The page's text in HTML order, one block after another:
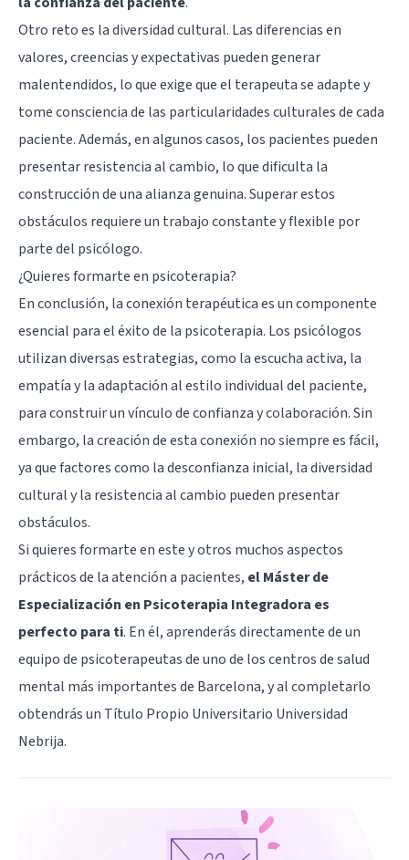
Otro reto es la diversidad cultural. Las diferencias en
valores, creencias y expectativas pueden generar
malentendidos, lo que exige que el terapeuta se adapte y
tome consciencia de las particularidades culturales de cada
paciente. Además, en algunos casos, los pacientes pueden
presentar resistencia al cambio, lo que dificulta la
construcción de una alianza genuina. Superar estos
obstáculos requiere un trabajo constante y flexible por
parte del psicólogo.
¿Quieres formarte en psicoterapia?
En conclusión, la conexión terapéutica es un componente
esencial para el éxito de la psicoterapia. Los psicólogos
utilizan diversas estrategias, como la escucha activa, la
empatía y la adaptación al estilo individual del paciente,
para construir un vínculo de confianza y colaboración. Sin
embargo, la creación de esta conexión no siempre es fácil,
ya que factores como la desconfianza inicial, la diversidad
cultural y la resistencia al cambio pueden presentar
obstáculos.
Si quieres formarte en este y otros muchos aspectos
prácticos de la atención a pacientes, elMáster de
Especialización en Psicoterapia Integradora es
perfecto para ti. En él, aprenderás directamente de un
equipo de psicoterapeutas de uno de los centros de salud
mental más importantes de Barcelona, y al completarlo
obtendrás un Título Propio Universitario Universidad
Nebrija.